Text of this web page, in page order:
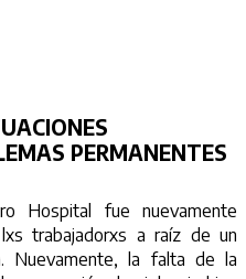
PERMANENTES
Hospital fue nuevamente
trabajadorxs a raíz de un
Nuevamente, la falta de la